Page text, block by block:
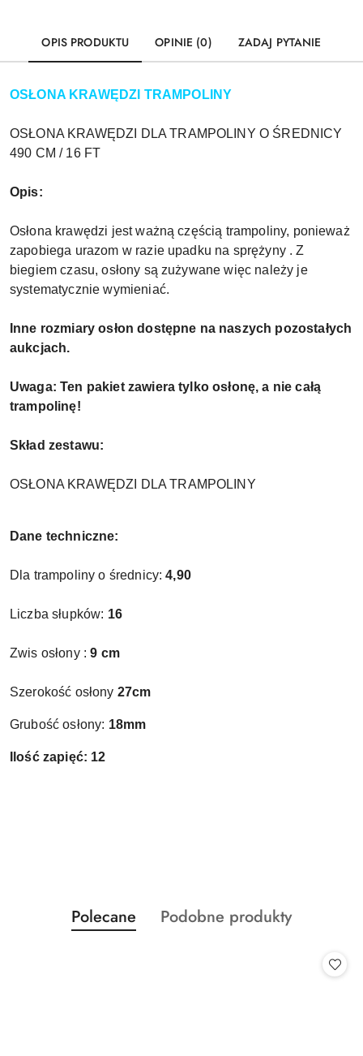
OPIS PRODUKTU OPINIE (0) ZADAJ PYTANIE
OSŁONA KRAWĘDZI TRAMPOLINY
OSŁONA KRAWĘDZI DLA TRAMPOLINY O ŚREDNICY
490 CM / 16 FT
Opis:
Osłona krawędzi jest ważną częścią trampoliny, ponieważ
zapobiega urazom w razie upadku na sprężyny . Z
biegiem czasu, osłony są zużywane więc należy je
systematycznie wymieniać.
Inne rozmiary osłon dostępne na naszych pozostałych
aukcjach.
Uwaga: Ten pakiet zawiera tylko osłonę, a nie całą
trampolinę!
Skład zestawu:
OSŁONA KRAWĘDZI DLA TRAMPOLINY
Dane techniczne:
Dla trampoliny o średnicy:4,90
Liczba słupków: 16
Zwis osłony :9 cm
Szerokość osłony 27cm
Grubość osłony: 18mm
Ilość zapięć: 12
Pomiń karuzelę produktów
Produkty
o
Polecane
Produkty
Podobne produkty